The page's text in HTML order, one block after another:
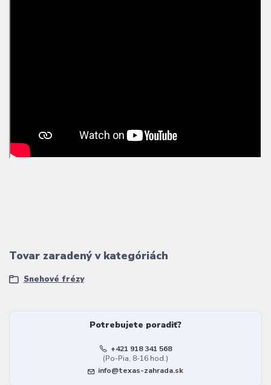
Tovar zaradený v kategóriách
Snehové frézy
Potrebujete poradiť?
+421 918 341 568
(Po-Pia, 8-16 hod.)
info@texas-zahrada.sk